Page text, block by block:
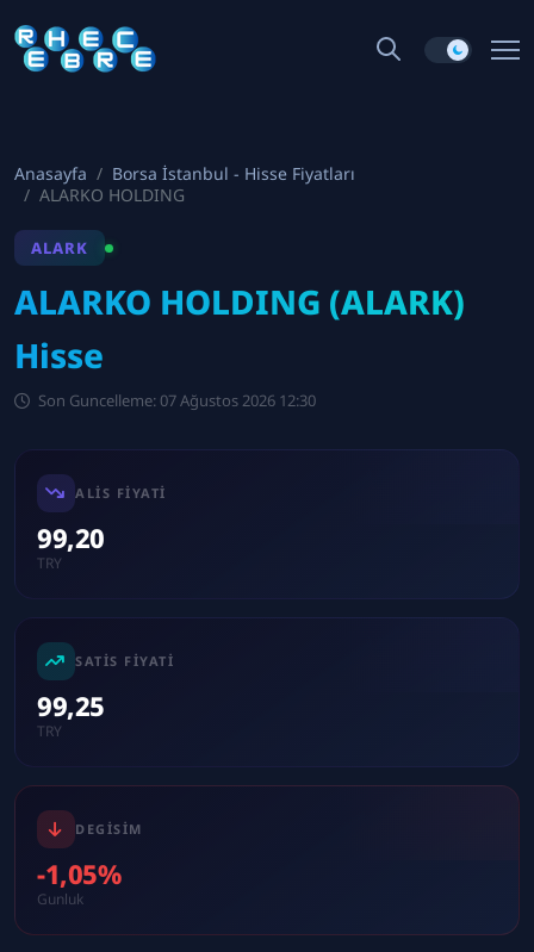
Anasayfa
Borsa İstanbul - Hisse Fiyatları
ALARKO HOLDING
ALARK
ALARKO HOLDING (ALARK)
Hisse
Son Guncelleme: 07 Ağustos 2026 12:30
ALIS FIYATI
99,20
TRY
SATIS FIYATI
99,25
TRY
DEGISIM
-1,05%
Gunluk